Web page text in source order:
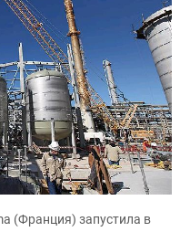
(Франция) запустила в